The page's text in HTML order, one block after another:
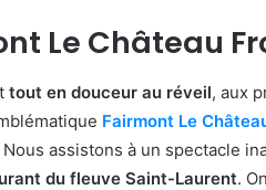
Le Château
tout en douceur au réveil, aux
Fairmont Le
assistons à un spectacle
du fleuve Saint-Laurent.